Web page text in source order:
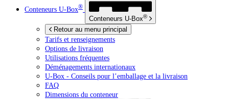
Conteneurs U-Box®
Conteneurs U-Box®
Retour au menu principal
Tarifs et renseignements
Options de livraison
Utilisations fréquentes
Déménagements internationaux
U-Box - Conseils pour l’emballage et la livraison
FAQ
Dimensions du conteneur